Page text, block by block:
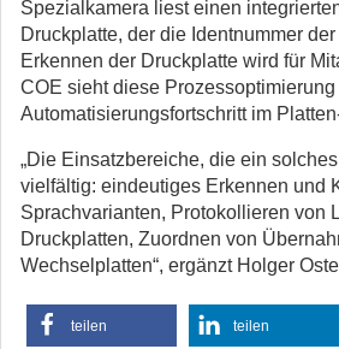
Spezialkamera liest einen
Druckplatte, der die Identnummer
Erkennen der Druckplatte wird für
COE sieht diese
Automatisierungsfortschritt im
„Die Einsatzbereiche, die ein
vielfältig: eindeutiges Erkennen und
Sprachvarianten, Protokollieren von
Druckplatten, Zuordnen von
Wechselplatten“, ergänzt Holger
teilen teilen